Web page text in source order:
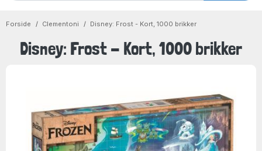
Forside Clementoni Disney: Frost - Kort, 1000 brikker
Disney: Frost - Kort, 1000 brikker